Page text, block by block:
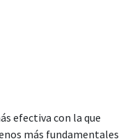
efectiva con la que
más fundamentales